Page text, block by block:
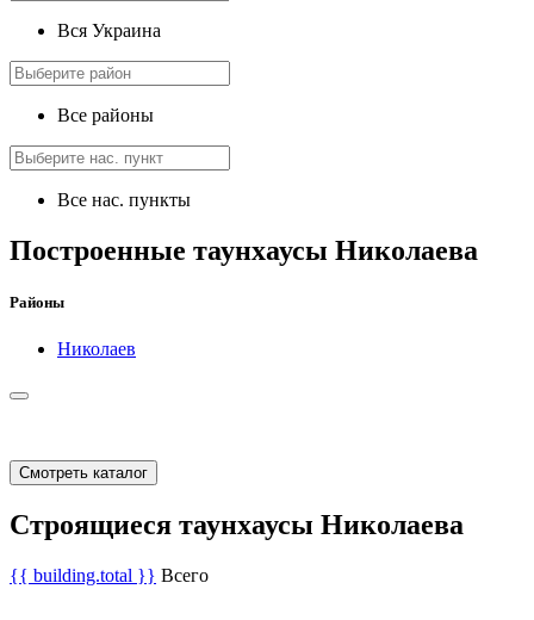
Вся Украина
Все районы
Все нас. пункты
Построенные таунхаусы Николаева
Районы
Николаев
Смотреть каталог
Строящиеся таунхаусы Николаева
{{ building.total }} Всего